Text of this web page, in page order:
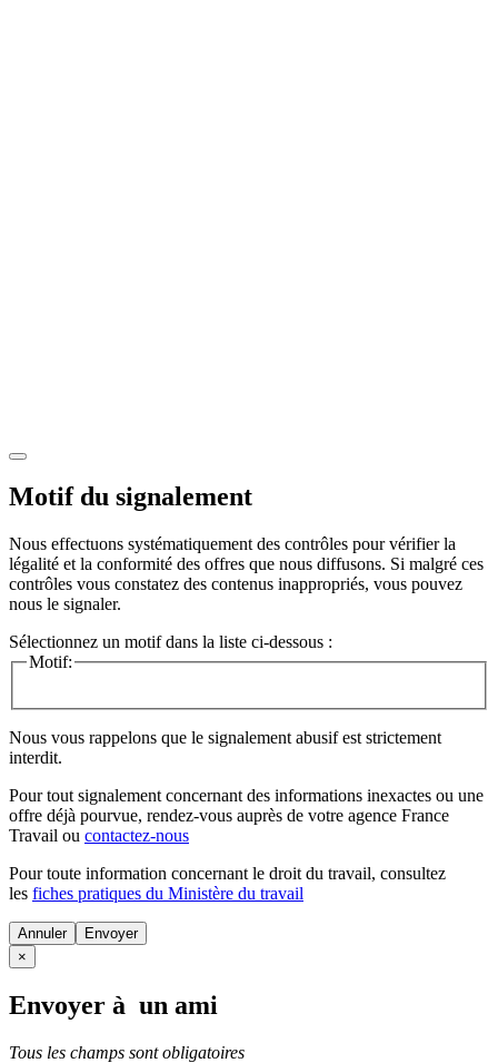
Motif du signalement
Nous effectuons systématiquement des contrôles pour vérifier la
légalité et la conformité des offres que nous diffusons. Si malgré ces
contrôles vous constatez des contenus inappropriés, vous pouvez
nous le signaler.
Sélectionnez un motif dans la liste ci-dessous :
Motif:
Nous vous rappelons que le signalement abusif est strictement
interdit.
Pour tout signalement concernant des informations inexactes ou une
offre déjà pourvue, rendez-vous auprès de votre agence France
Travail ou contactez-nous
Pour toute information concernant le droit du travail, consultez
les fiches pratiques du Ministère du travail
Annuler
×
Envoyer à un ami
Tous les champs sont obligatoires